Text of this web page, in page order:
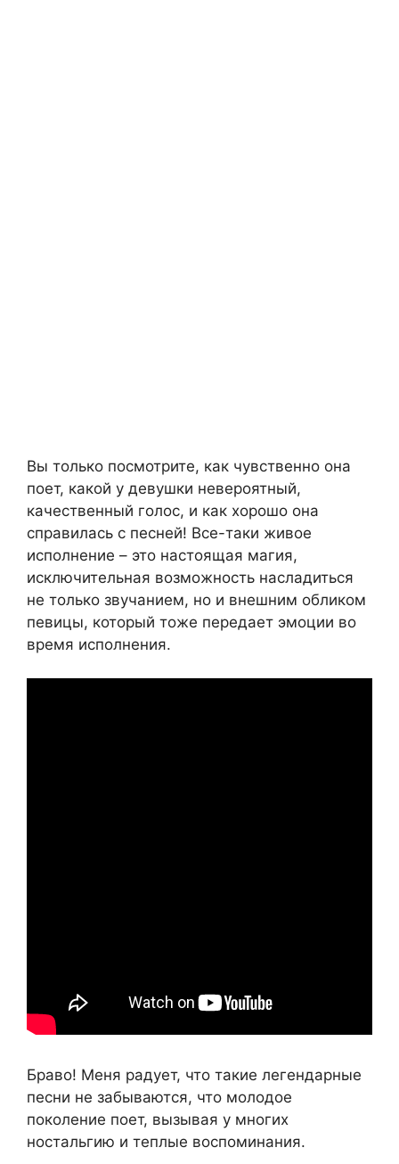
Вы только посмотрите, как чувственно она
поет, какой у девушки невероятный,
качественный голос, и как хорошо она
справилась с песней! Все-таки живое
исполнение – это настоящая магия,
исключительная возможность насладиться
не только звучанием, но и внешним обликом
певицы, который тоже передает эмоции во
время исполнения.
Браво! Меня радует, что такие легендарные
песни не забываются, что молодое
поколение поет, вызывая у многих
ностальгию и теплые воспоминания.